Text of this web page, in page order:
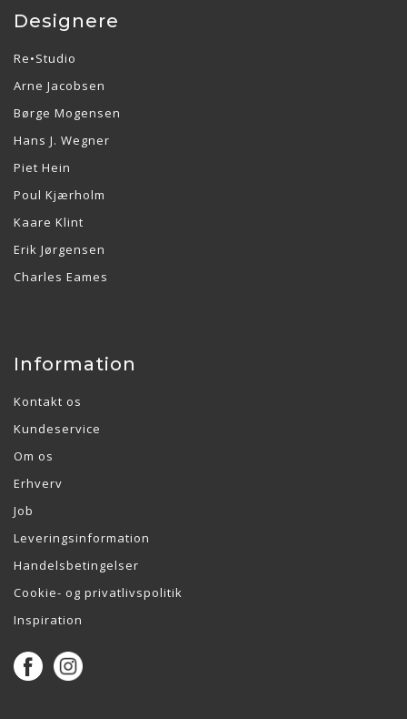
Designere
Re•Studio
Arne Jacobsen
Børge Mogensen
Hans J. Wegner
Piet Hein
Poul Kjærholm
Kaare Klint
Erik Jørgensen
Charles Eames
Information
Kontakt os
Kundeservice
Om os
Erhverv
Job
Leveringsinformation
Handelsbetingelser
Cookie- og privatlivspolitik
Inspiration